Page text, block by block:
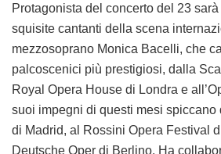
Protagonista del concerto del 23
squisite cantanti della scena
mezzosoprano Monica Bacelli, che
palcoscenici più prestigiosi, dalla
Royal Opera House di Londra e
suoi impegni di questi mesi spiccano
di Madrid, al Rossini Opera Festival
Deutsche Oper di Berlino. Ha